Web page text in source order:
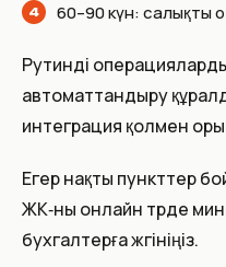
60–90 күн: салықты
Рутинді
автоматтандыру
интеграция қолмен
Егер нақты пункттер
ЖК‑ны онлайн түрде
бухгалтерға жүгініңіз.